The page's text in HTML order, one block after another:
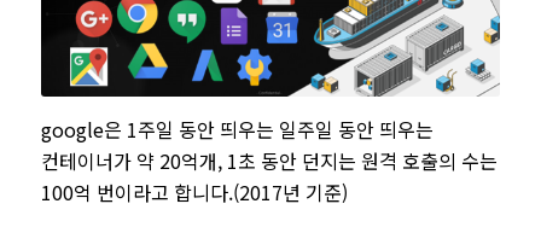
google은 1주일 동안 띄우는 일주일 동안 띄우는
컨테이너가 약 20억개, 1초 동안 던지는 원격 호출의 수는
100억 번이라고 합니다.(2017년 기준)